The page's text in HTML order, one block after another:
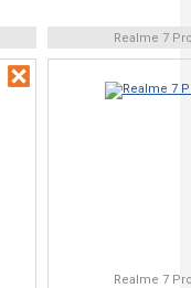
Realme 7
Realme 7